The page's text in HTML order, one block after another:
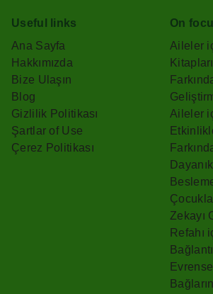
Useful links
Ana Sayfa
Hakkımızda
Bize Ulaşın
Blog
Gizlilik Politikası
Şartlar of Use
Çerez Politikası
On
Aileler
Aileler
Zekayı
Refahı